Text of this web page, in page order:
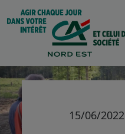
15/06/2022